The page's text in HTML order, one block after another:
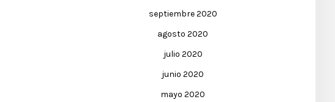
septiembre 2020
agosto 2020
julio 2020
junio 2020
mayo 2020